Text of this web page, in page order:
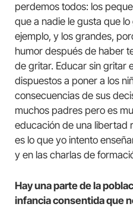
perdemos todos: los
que a nadie le gusta que
ejemplo, y los grandes,
humor después de haber
de gritar. Educar sin gritar
dispuestos a poner a los
consecuencias de sus
muchos padres pero es
educación de una libertad
es lo que yo intento
y en las charlas de
Hay una parte de la
infancia consentida que